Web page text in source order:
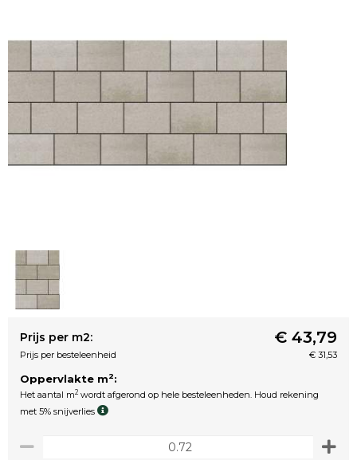
Prijs per m2: € 43,79
Prijs per besteleenheid € 31,53
Oppervlakte m2:
Het aantal m2 wordt afgerond op hele besteleenheden. Houd rekening
met 5% snijverlies